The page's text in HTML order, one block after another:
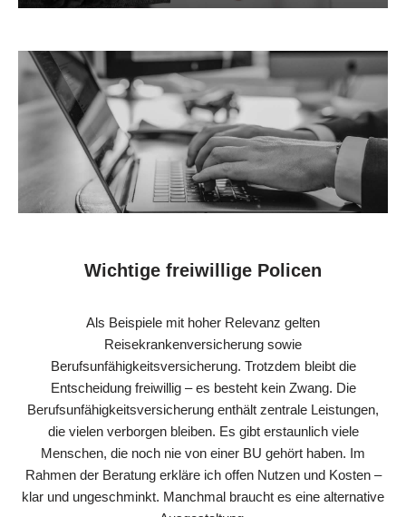
Wichtige freiwillige Policen
Als Beispiele mit hoher Relevanz gelten
Reisekrankenversicherung sowie
Berufsunfähigkeitsversicherung. Trotzdem bleibt die
Entscheidung freiwillig – es besteht kein Zwang. Die
Berufsunfähigkeitsversicherung enthält zentrale Leistungen,
die vielen verborgen bleiben. Es gibt erstaunlich viele
Menschen, die noch nie von einer BU gehört haben. Im
Rahmen der Beratung erkläre ich offen Nutzen und Kosten –
klar und ungeschminkt. Manchmal braucht es eine alternative